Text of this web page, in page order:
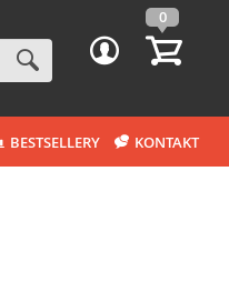
0
BESTSELLERY KONTAKT